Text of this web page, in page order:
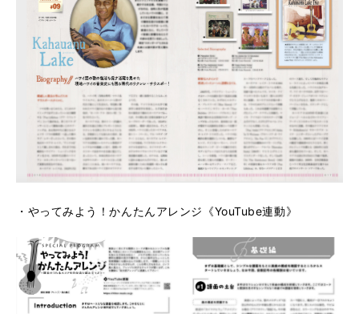
・やってみよう！かんたんアレンジ《YouTube連動》